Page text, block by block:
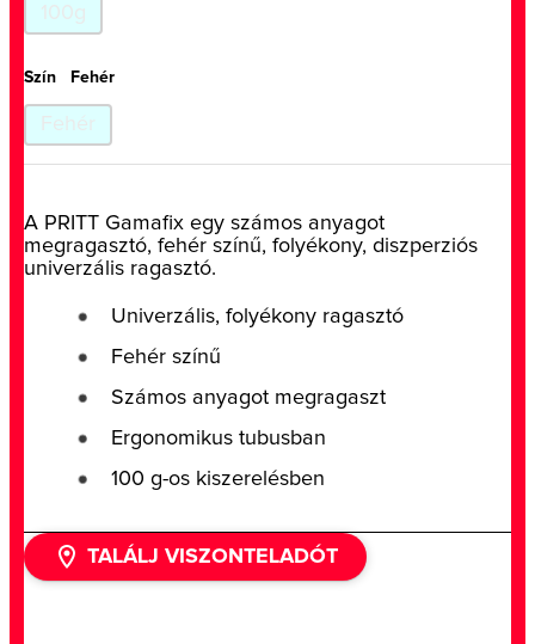
Szín Fehér
A PRITT Gamafix egy számos anyagot
megragasztó, fehér színű, folyékony, diszperziós
univerzális ragasztó.
Univerzális, folyékony ragasztó
Fehér színű
Számos anyagot megragaszt
Ergonomikus tubusban
100 g-os kiszerelésben
TALÁLJ VISZONTELADÓT